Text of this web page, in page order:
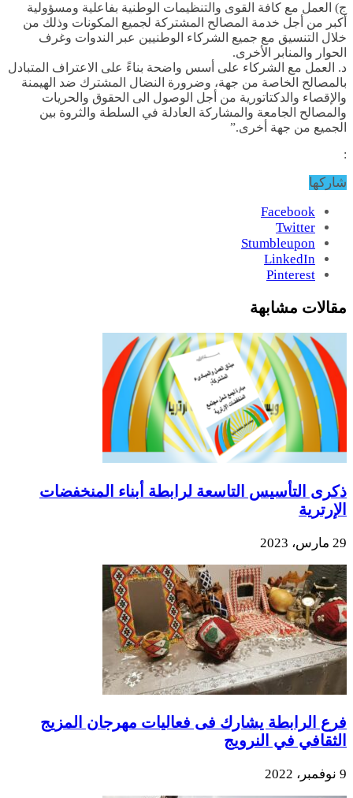
ج) العمل مع كافة القوى والتنظيمات الوطنية بفاعلية ومسؤولية
أكبر من أجل خدمة المصالح المشتركة لجميع المكونات وذلك من
خلال التنسيق مع جميع الشركاء الوطنيين عبر الندوات وغرف
الحوار والمنابر الأخرى.
د. العمل مع الشركاء على أسس واضحة بناءً على الاعتراف المتبادل
بالمصالح الخاصة من جهة، وضرورة النضال المشترك ضد الهيمنة
والإقصاء والدكتاتورية من أجل الوصول الى الحقوق والحريات
والمصالح الجامعة والمشاركة العادلة في السلطة والثروة بين
الجميع من جهة أخرى.”
:
شاركها
Facebook
Twitter
Stumbleupon
LinkedIn
Pinterest
مقالات مشابهة
ذكرى التأسيس التاسعة لرابطة أبناء المنخفضات
الإرترية
29 مارس، 2023
فرع الرابطة يشارك فى فعاليات مهرجان المزيج
الثقافي في النرويج
9 نوفمبر، 2022